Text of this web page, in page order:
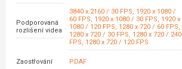
Podporovaná
rozlišení videa
3840 x 2160 / 30 FPS, 1920 x 1080 /
60 FPS, 1920 x 1080 / 30 FPS, 1920 x
1080 / 120 FPS, 1280 x 720 / 60 FPS,
1280 x 720 / 30 FPS, 1280 x 720 / 240
FPS, 1280 x 720 / 120 FPS
Zaostřování PDAF